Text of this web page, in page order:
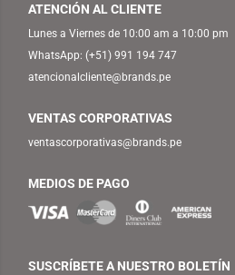
ATENCIÓN AL CLIENTE
Lunes a Viernes de 10:00 am a 10:00 pm
WhatsApp: (+51) 991 194 747
atencionalcliente@brands.pe
VENTAS CORPORATIVAS
ventascorporativas@brands.pe
MEDIOS DE PAGO
SUSCRÍBETE A NUESTRO BOLETÍN